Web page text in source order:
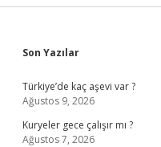
Sidebar
Son Yazılar
Türkiye’de kaç aşevi var ?
Ağustos 9, 2026
Kuryeler gece çalışır mı ?
Ağustos 7, 2026